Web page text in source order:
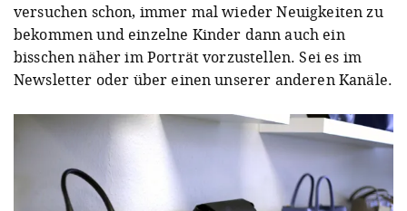
versuchen schon, immer mal wieder Neuigkeiten zu
bekommen und einzelne Kinder dann auch ein
bisschen näher im Porträt vorzustellen. Sei es im
Newsletter oder über einen unserer anderen Kanäle.